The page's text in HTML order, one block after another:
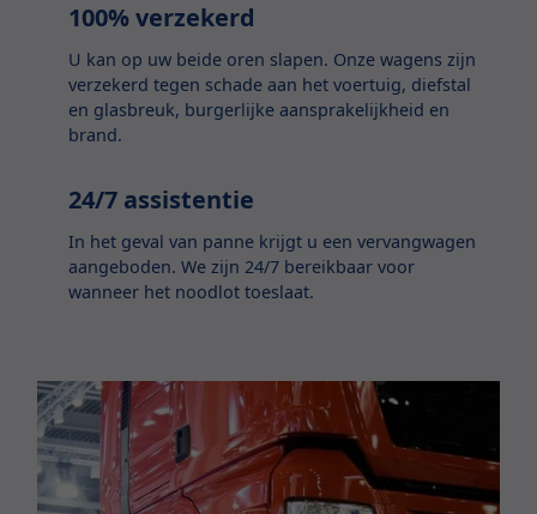
100% verzekerd
U kan op uw beide oren slapen. Onze wagens zijn
verzekerd tegen schade aan het voertuig, diefstal
en glasbreuk, burgerlijke aansprakelijkheid en
brand.
24/7 assistentie
In het geval van panne krijgt u een vervangwagen
aangeboden. We zijn 24/7 bereikbaar voor
wanneer het noodlot toeslaat.